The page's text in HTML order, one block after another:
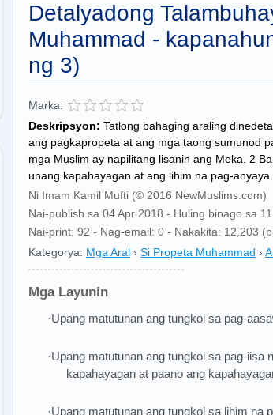
Detalyadong
Muhammad -
ng 3)
Marka:
Deskripsyon: Tatlong bahaging araling
ang pagkapropeta at ang mga taong sumunod
mga Muslim ay napilitang lisanin ang Meka. 2
unang kapahayagan at ang lihim na pag-anyaya.
Ni Imam Kamil Mufti (© 2016 NewMuslims.com)
Nai-publish sa 04 Apr 2018 - Huling binago sa
Nai-print: 92 - Nag-email: 0 - Nakakita: 12,203
Kategorya: Mga Aral › Si Propeta Muhammad ›
Mga Layunin
·Upang matutunan ang tungkol sa pag-
·Upang matutunan ang tungkol sa pag-iisa
kapahayagan at paano ang
·Upang matutunan ang tungkol sa lihim